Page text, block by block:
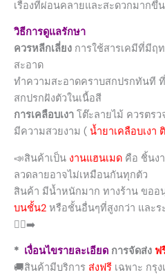
เรื่องที่ผ่อนคลายและสะดวกมากขึ้น
วิธีการดูแลรักษา
ควรหลีกเลี่ยง การใช้สารเคมีที่มีฤ
สะอาด
ทำความสะอาดคราบสกปรกทันที
สกปรกฝังตัวในเนื้อสี
การเคลือบเงา โต๊ะลายไม้ ควรตรว
มีความสวยงาม ( น้ำยาเคลือบเงา
📣สินค้าเป็น งานแฮนเมด คือ ชิ้นง
ลวดลายอาจไม่เหมือนกันทุกตัว
สินค้า มีน้ำหนักมาก ทางร้าน ขอ
บนชั้น2 หรือชั้นอื่นๆที่สูงกว่า และร
🚶‍♂️‍➡️
* เงื่อนไขรายละเอียด การจัดส่ง ฟ
🚚สินค้ามีบริการ ส่งฟรี เฉพาะ กรุ